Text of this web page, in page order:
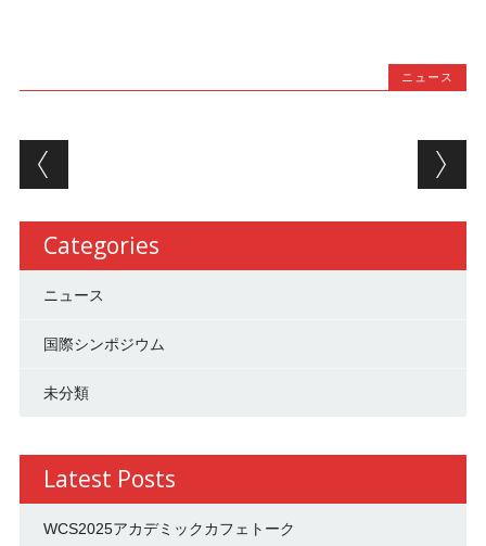
ニュース
Post navigation
Categories
ニュース
国際シンポジウム
未分類
Latest Posts
WCS2025アカデミックカフェトーク